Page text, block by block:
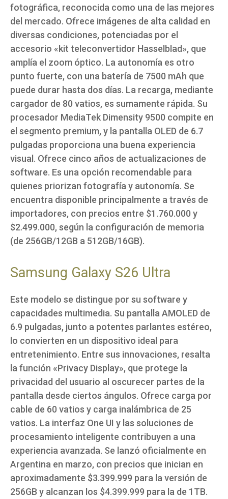
fotográfica, reconocida como una de las mejores
del mercado. Ofrece imágenes de alta calidad en
diversas condiciones, potenciadas por el
accesorio «kit teleconvertidor Hasselblad», que
amplía el zoom óptico. La autonomía es otro
punto fuerte, con una batería de 7500 mAh que
puede durar hasta dos días. La recarga, mediante
cargador de 80 vatios, es sumamente rápida. Su
procesador MediaTek Dimensity 9500 compite en
el segmento premium, y la pantalla OLED de 6.7
pulgadas proporciona una buena experiencia
visual. Ofrece cinco años de actualizaciones de
software. Es una opción recomendable para
quienes priorizan fotografía y autonomía. Se
encuentra disponible principalmente a través de
importadores, con precios entre $1.760.000 y
$2.499.000, según la configuración de memoria
(de 256GB/12GB a 512GB/16GB).
Samsung Galaxy S26 Ultra
Este modelo se distingue por su software y
capacidades multimedia. Su pantalla AMOLED de
6.9 pulgadas, junto a potentes parlantes estéreo,
lo convierten en un dispositivo ideal para
entretenimiento. Entre sus innovaciones, resalta
la función «Privacy Display», que protege la
privacidad del usuario al oscurecer partes de la
pantalla desde ciertos ángulos. Ofrece carga por
cable de 60 vatios y carga inalámbrica de 25
vatios. La interfaz One UI y las soluciones de
procesamiento inteligente contribuyen a una
experiencia avanzada. Se lanzó oficialmente en
Argentina en marzo, con precios que inician en
aproximadamente $3.399.999 para la versión de
256GB y alcanzan los $4.399.999 para la de 1TB.